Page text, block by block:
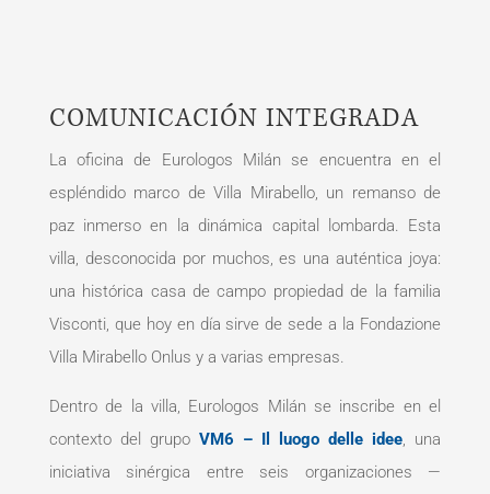
COMUNICACIÓN INTEGRADA
La oficina de Eurologos Milán se encuentra en el
espléndido marco de Villa Mirabello, un remanso de
paz inmerso en la dinámica capital lombarda. Esta
villa, desconocida por muchos, es una auténtica joya:
una histórica casa de campo propiedad de la familia
Visconti, que hoy en día sirve de sede a la Fondazione
Villa Mirabello Onlus y a varias empresas.
Dentro de la villa, Eurologos Milán se inscribe en el
contexto del grupo VM6 – Il luogo delle idee, una
iniciativa sinérgica entre seis organizaciones —